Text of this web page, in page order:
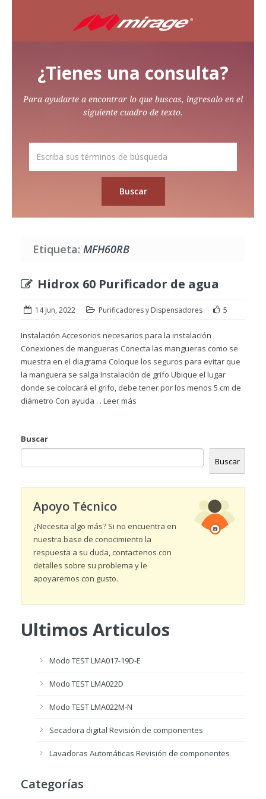
¿Tienes una consulta?
Para ayudarte a encontrar lo que buscas, ingresalo en el
siguiente cuadro de texto.
Etiqueta: MFH60RB
Hidrox 60 Purificador de agua
14 Jun, 2022 Purificadores y Dispensadores 5
Instalación Accesorios necesarios para la instalación
Conexiones de mangueras Conecta las mangueras como se
muestra en el diagrama Coloque los seguros para evitar que
la manguera se salga Instalación de grifo Ubique el lugar
donde se colocará el grifo, debe tener por los menos 5 cm de
diámetro Con ayuda . . Leer más
Buscar
Buscar
Apoyo Técnico
¿Necesita algo más? Si no encuentra en
nuestra base de conocimiento la
respuesta a su duda, contactenos con
detalles sobre su problema y le
apoyaremos con gusto.
Ultimos Articulos
Modo TEST LMA017-19D-E
Modo TEST LMA022D
Modo TEST LMA022M-N
Secadora digital Revisión de componentes
Lavadoras Automáticas Revisión de componentes
Categorías